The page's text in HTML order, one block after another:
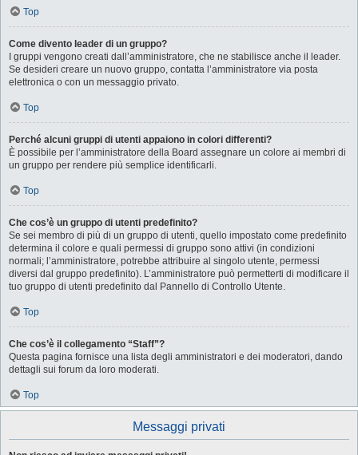
Top
Come divento leader di un gruppo?
I gruppi vengono creati dall’amministratore, che ne stabilisce anche il leader.
Se desideri creare un nuovo gruppo, contatta l’amministratore via posta
elettronica o con un messaggio privato.
Top
Perché alcuni gruppi di utenti appaiono in colori differenti?
È possibile per l’amministratore della Board assegnare un colore ai membri di
un gruppo per rendere più semplice identificarli.
Top
Che cos’è un gruppo di utenti predefinito?
Se sei membro di più di un gruppo di utenti, quello impostato come predefinito
determina il colore e quali permessi di gruppo sono attivi (in condizioni
normali; l’amministratore, potrebbe attribuire al singolo utente, permessi
diversi dal gruppo predefinito). L’amministratore può permetterti di modificare il
tuo gruppo di utenti predefinito dal Pannello di Controllo Utente.
Top
Che cos’è il collegamento “Staff”?
Questa pagina fornisce una lista degli amministratori e dei moderatori, dando
dettagli sui forum da loro moderati.
Top
Messaggi privati